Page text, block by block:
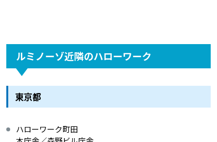
ルミノーゾ近隣のハローワーク
東京都
ハローワーク町田